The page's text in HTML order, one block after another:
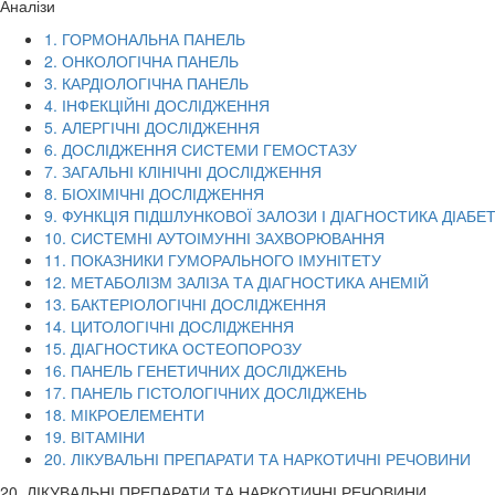
Аналізи
1. ГОРМОНАЛЬНА ПАНЕЛЬ
2. ОНКОЛОГІЧНА ПАНЕЛЬ
3. КАРДІОЛОГІЧНА ПАНЕЛЬ
4. ІНФЕКЦІЙНІ ДОСЛІДЖЕННЯ
5. АЛЕРГІЧНІ ДОСЛІДЖЕННЯ
6. ДОСЛІДЖЕННЯ СИСТЕМИ ГЕМОСТАЗУ
7. ЗАГАЛЬНІ КЛІНІЧНІ ДОСЛІДЖЕННЯ
8. БІОХІМІЧНІ ДОСЛІДЖЕННЯ
9. ФУНКЦІЯ ПІДШЛУНКОВОЇ ЗАЛОЗИ І ДІАГНОСТИКА
10. СИСТЕМНІ АУТОІМУННІ ЗАХВОРЮВАННЯ
11. ПОКАЗНИКИ ГУМОРАЛЬНОГО ІМУНІТЕТУ
12. МЕТАБОЛІЗМ ЗАЛІЗА ТА ДІАГНОСТИКА АНЕМІЙ
13. БАКТЕРІОЛОГІЧНІ ДОСЛІДЖЕННЯ
14. ЦИТОЛОГІЧНІ ДОСЛІДЖЕННЯ
15. ДІАГНОСТИКА ОСТЕОПОРОЗУ
16. ПАНЕЛЬ ГЕНЕТИЧНИХ ДОСЛІДЖЕНЬ
17. ПАНЕЛЬ ГІСТОЛОГІЧНИХ ДОСЛІДЖЕНЬ
18. МІКРОЕЛЕМЕНТИ
19. ВІТАМІНИ
20. ЛІКУВАЛЬНІ ПРЕПАРАТИ ТА НАРКОТИЧНІ РЕЧОВИНИ